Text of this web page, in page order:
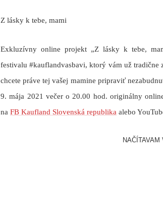
Z lásky k tebe, mami
Exkluzívny online projekt „Z lásky k tebe,
festivalu #kauflandvasbavi, ktorý vám už tradične
chcete práve tej vašej mamine pripraviť
9. mája 2021 večer o 20.00 hod. originálny
na FB Kaufland Slovenská republika alebo
NAČÍTAVAM